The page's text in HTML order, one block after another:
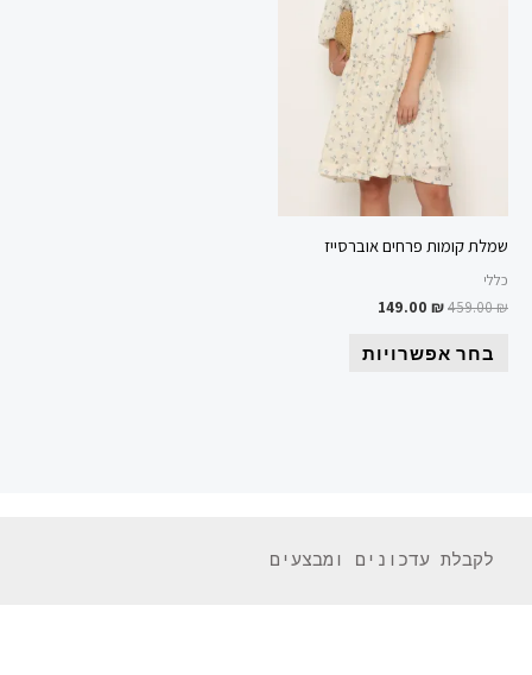
שמלת קומות פרחים אוברסייז
כללי
459.00₪
149.00 ₪
בחר אפשרויות
סוגים.
ניתן
לבחור
את
האפשרויות
בעמוד